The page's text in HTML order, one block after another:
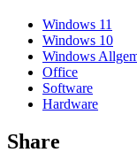
Windows 11
Windows 10
Windows
Office
Software
Hardware
Share